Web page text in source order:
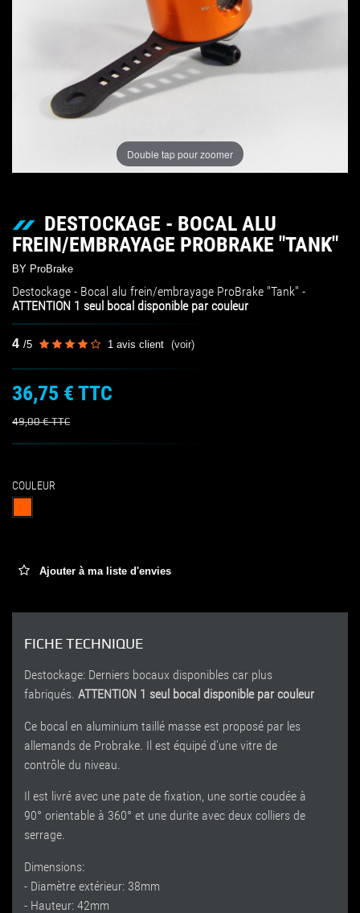
Double tap pour zoomer
DESTOCKAGE - BOCAL ALU
FREIN/EMBRAYAGE PROBRAKE "TANK"
BY ProBrake
Destockage - Bocal alu frein/embrayage ProBrake "Tank" -
ATTENTION 1 seul bocal disponible par couleur
4 /5 1 avis client (voir)
36,75 € TTC
49,00 €TTC
Ajouter à ma liste d'envies
FICHE TECHNIQUE
Destockage: Derniers bocaux disponibles car plus
fabriqués. ATTENTION 1 seul bocal disponible par couleur
Ce bocal en aluminium taillé masse est proposé par les
allemands de Probrake. Il est équipé d'une vitre de
contrôle du niveau.
Il est livré avec une pate de fixation, une sortie coudée à
90° orientable à 360° et une durite avec deux colliers de
serrage.
Dimensions:
- Diamètre extérieur: 38mm
- Hauteur: 42mm